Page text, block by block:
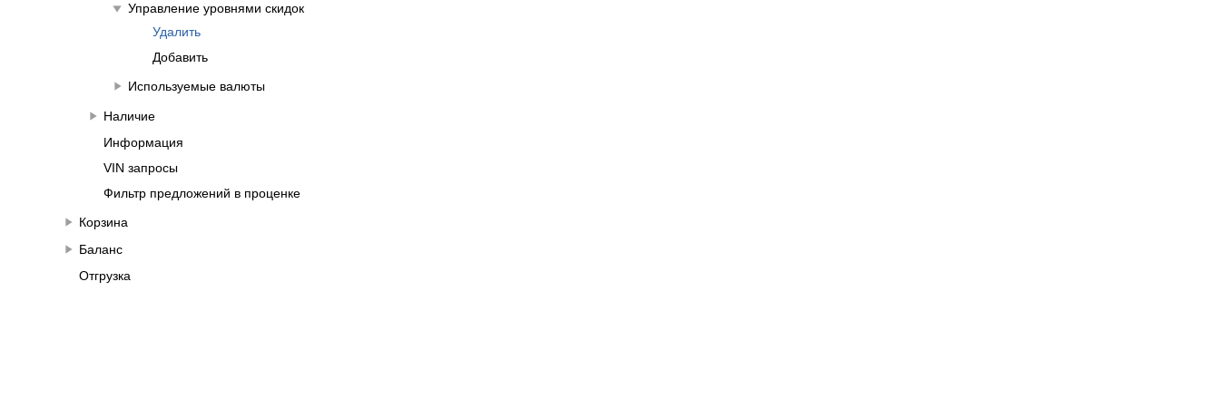
play_arrow Управление уровнями скидок
Удалить
Добавить
play_arrow Используемые валюты
play_arrow Наличие
Информация
VIN запросы
Фильтр предложений в проценке
play_arrow Корзина
play_arrow Баланс
Отгрузка